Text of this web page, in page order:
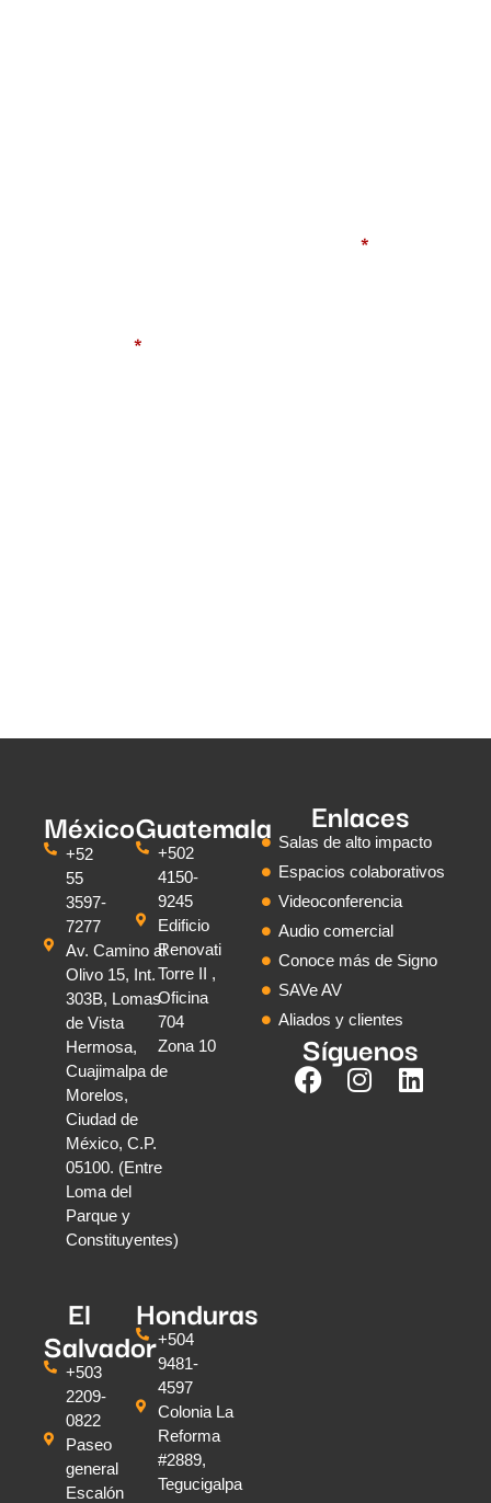
México
+52
55
3597-
7277
Av. Camino al
Olivo 15, Int.
303B, Lomas
de Vista
Hermosa,
Cuajimalpa de
Morelos,
Ciudad de
México, C.P.
05100. (Entre
Loma del
Parque y
Constituyentes)
Guatemala
+502
4150-
9245
Edificio
Renovati
Torre II ,
Oficina
704
Zona 10
El
Salvador
+503
2209-
0822
Paseo
general
Escalón
Honduras
+504
9481-
4597
Colonia La
Reforma
#2889,
Tegucigalpa
Enlaces
Salas de alto impacto
Espacios colaborativos
Videoconferencia
Audio comercial
Conoce más de Signo
SAVe AV
Aliados y clientes
Síguenos